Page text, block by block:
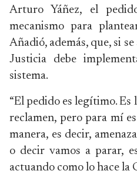
Arturo Yáñez, el
mecanismo para
Añadió, además, que, si
Justicia debe
sistema.
“El pedido es legítimo.
reclamen, pero para mí
manera, es decir,
o decir vamos a parar,
actuando como lo hace